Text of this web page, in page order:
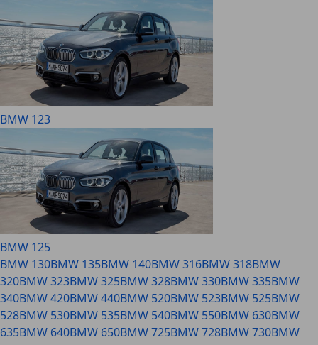
BMW 123
BMW 125
BMW 130BMW 135BMW 140BMW 316BMW 318BMW
320BMW 323BMW 325BMW 328BMW 330BMW 335BMW
340BMW 420BMW 440BMW 520BMW 523BMW 525BMW
528BMW 530BMW 535BMW 540BMW 550BMW 630BMW
635BMW 640BMW 650BMW 725BMW 728BMW 730BMW